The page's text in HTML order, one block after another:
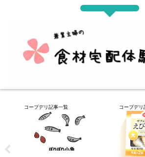
コープデリ記事一覧 コープデ